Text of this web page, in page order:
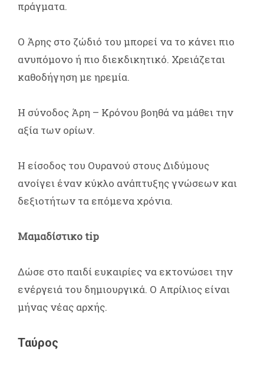
πράγματα.
Ο Άρης στο ζώδιό του μπορεί να το κάνει πιο
ανυπόμονο ή πιο διεκδικητικό. Χρειάζεται
καθοδήγηση με ηρεμία.
Η σύνοδος Άρη – Κρόνου βοηθά να μάθει την
αξία των ορίων.
Η είσοδος του Ουρανού στους Διδύμους
ανοίγει έναν κύκλο ανάπτυξης γνώσεων και
δεξιοτήτων τα επόμενα χρόνια.
Μαμαδίστικο tip
Δώσε στο παιδί ευκαιρίες να εκτονώσει την
ενέργειά του δημιουργικά. Ο Απρίλιος είναι
μήνας νέας αρχής.
Ταύρος